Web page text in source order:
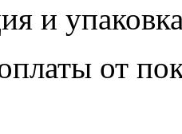
и
от